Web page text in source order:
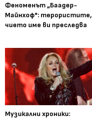
Феноменът „Баадер-
Майнхоф": терористите,
чието име ви преследва
Музикални хроники: